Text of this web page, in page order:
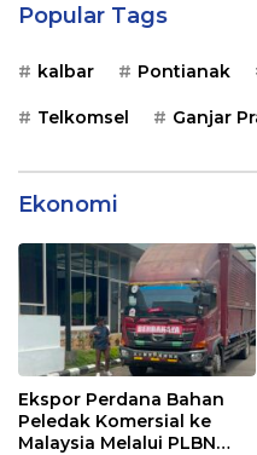
Popular Tags
kalbar Pontianak
Telkomsel Ganjar
Ekonomi
Ekspor Perdana Bahan
Peledak Komersial ke
Malaysia Melalui PLBN